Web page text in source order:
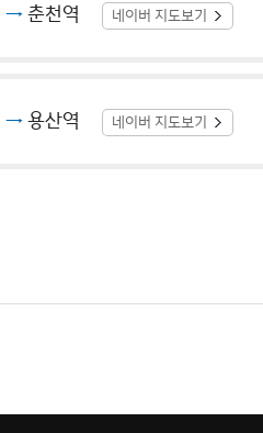
→춘천역 네이버 지도보기
→용산역 네이버 지도보기